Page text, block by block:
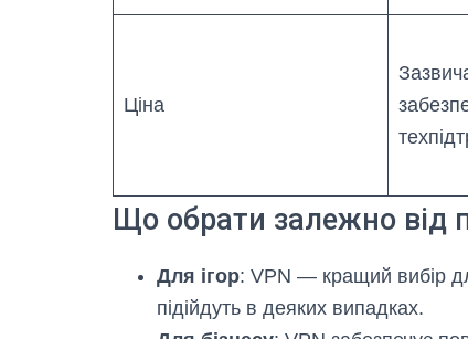
Ціна
Що обрати залежно від
Для ігор: VPN — кращий вибір
підійдуть в деяких випадках.